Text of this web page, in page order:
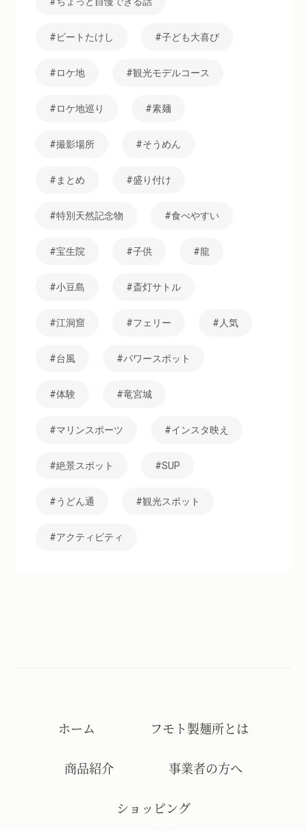
ビートたけし 子ども大喜び
ロケ地 観光モデルコース
ロケ地巡り 素麺
撮影場所 そうめん
まとめ 盛り付け
特別天然記念物 食べやすい
宝生院 子供 龍
小豆島 斎灯サトル
江洞窟 フェリー 人気
台風 パワースポット
体験 竜宮城
マリンスポーツ インスタ映え
絶景スポット SUP
うどん通 観光スポット
アクティビティ
ホーム フモト製麺所とは
商品紹介 事業者の方へ
ショッピング